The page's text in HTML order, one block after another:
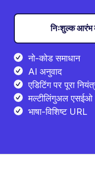
निःशुल्क आरंभ
नो-कोड समाधान
AI अनुवाद
एडिटिंग पर पूरा
मल्टीलिंगुअल एसईओ
भाषा-विशिष्ट URL